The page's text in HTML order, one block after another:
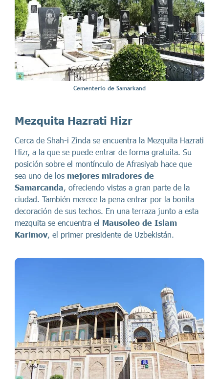
Cementerio de Samarkand
Mezquita Hazrati Hizr
Cerca de Shah-i Zinda se encuentra la Mezquita Hazrati
Hizr, a la que se puede entrar de forma gratuita. Su
posición sobre el montínculo de Afrasiyab hace que
sea uno de los mejores miradores de
Samarcanda, ofreciendo vistas a gran parte de la
ciudad. También merece la pena entrar por la bonita
decoración de sus techos. En una terraza junto a esta
mezquita se encuentra el Mausoleo de Islam
Karimov, el primer presidente de Uzbekistán.